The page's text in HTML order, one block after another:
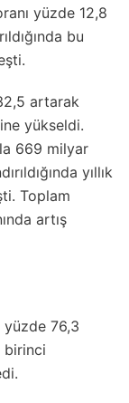
yüzde 12,8
bu
artarak
yükseldi.
669 milyar
yıllık
Toplam
artış
yüzde 76,3
birinci